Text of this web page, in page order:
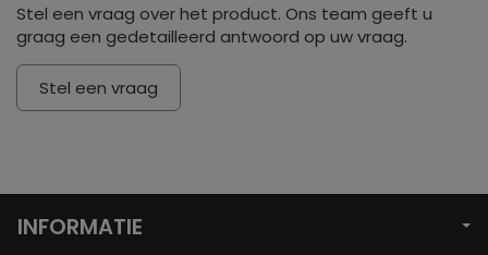
Stel een vraag over het product. Ons team geeft u
graag een gedetailleerd antwoord op uw vraag.
Stel een vraag
INFORMATIE